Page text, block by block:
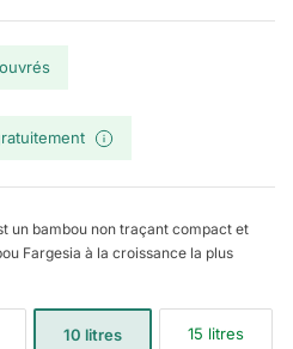
un bambou non traçant compact et
Fargesia à la croissance la plus
10 litres 15 litres